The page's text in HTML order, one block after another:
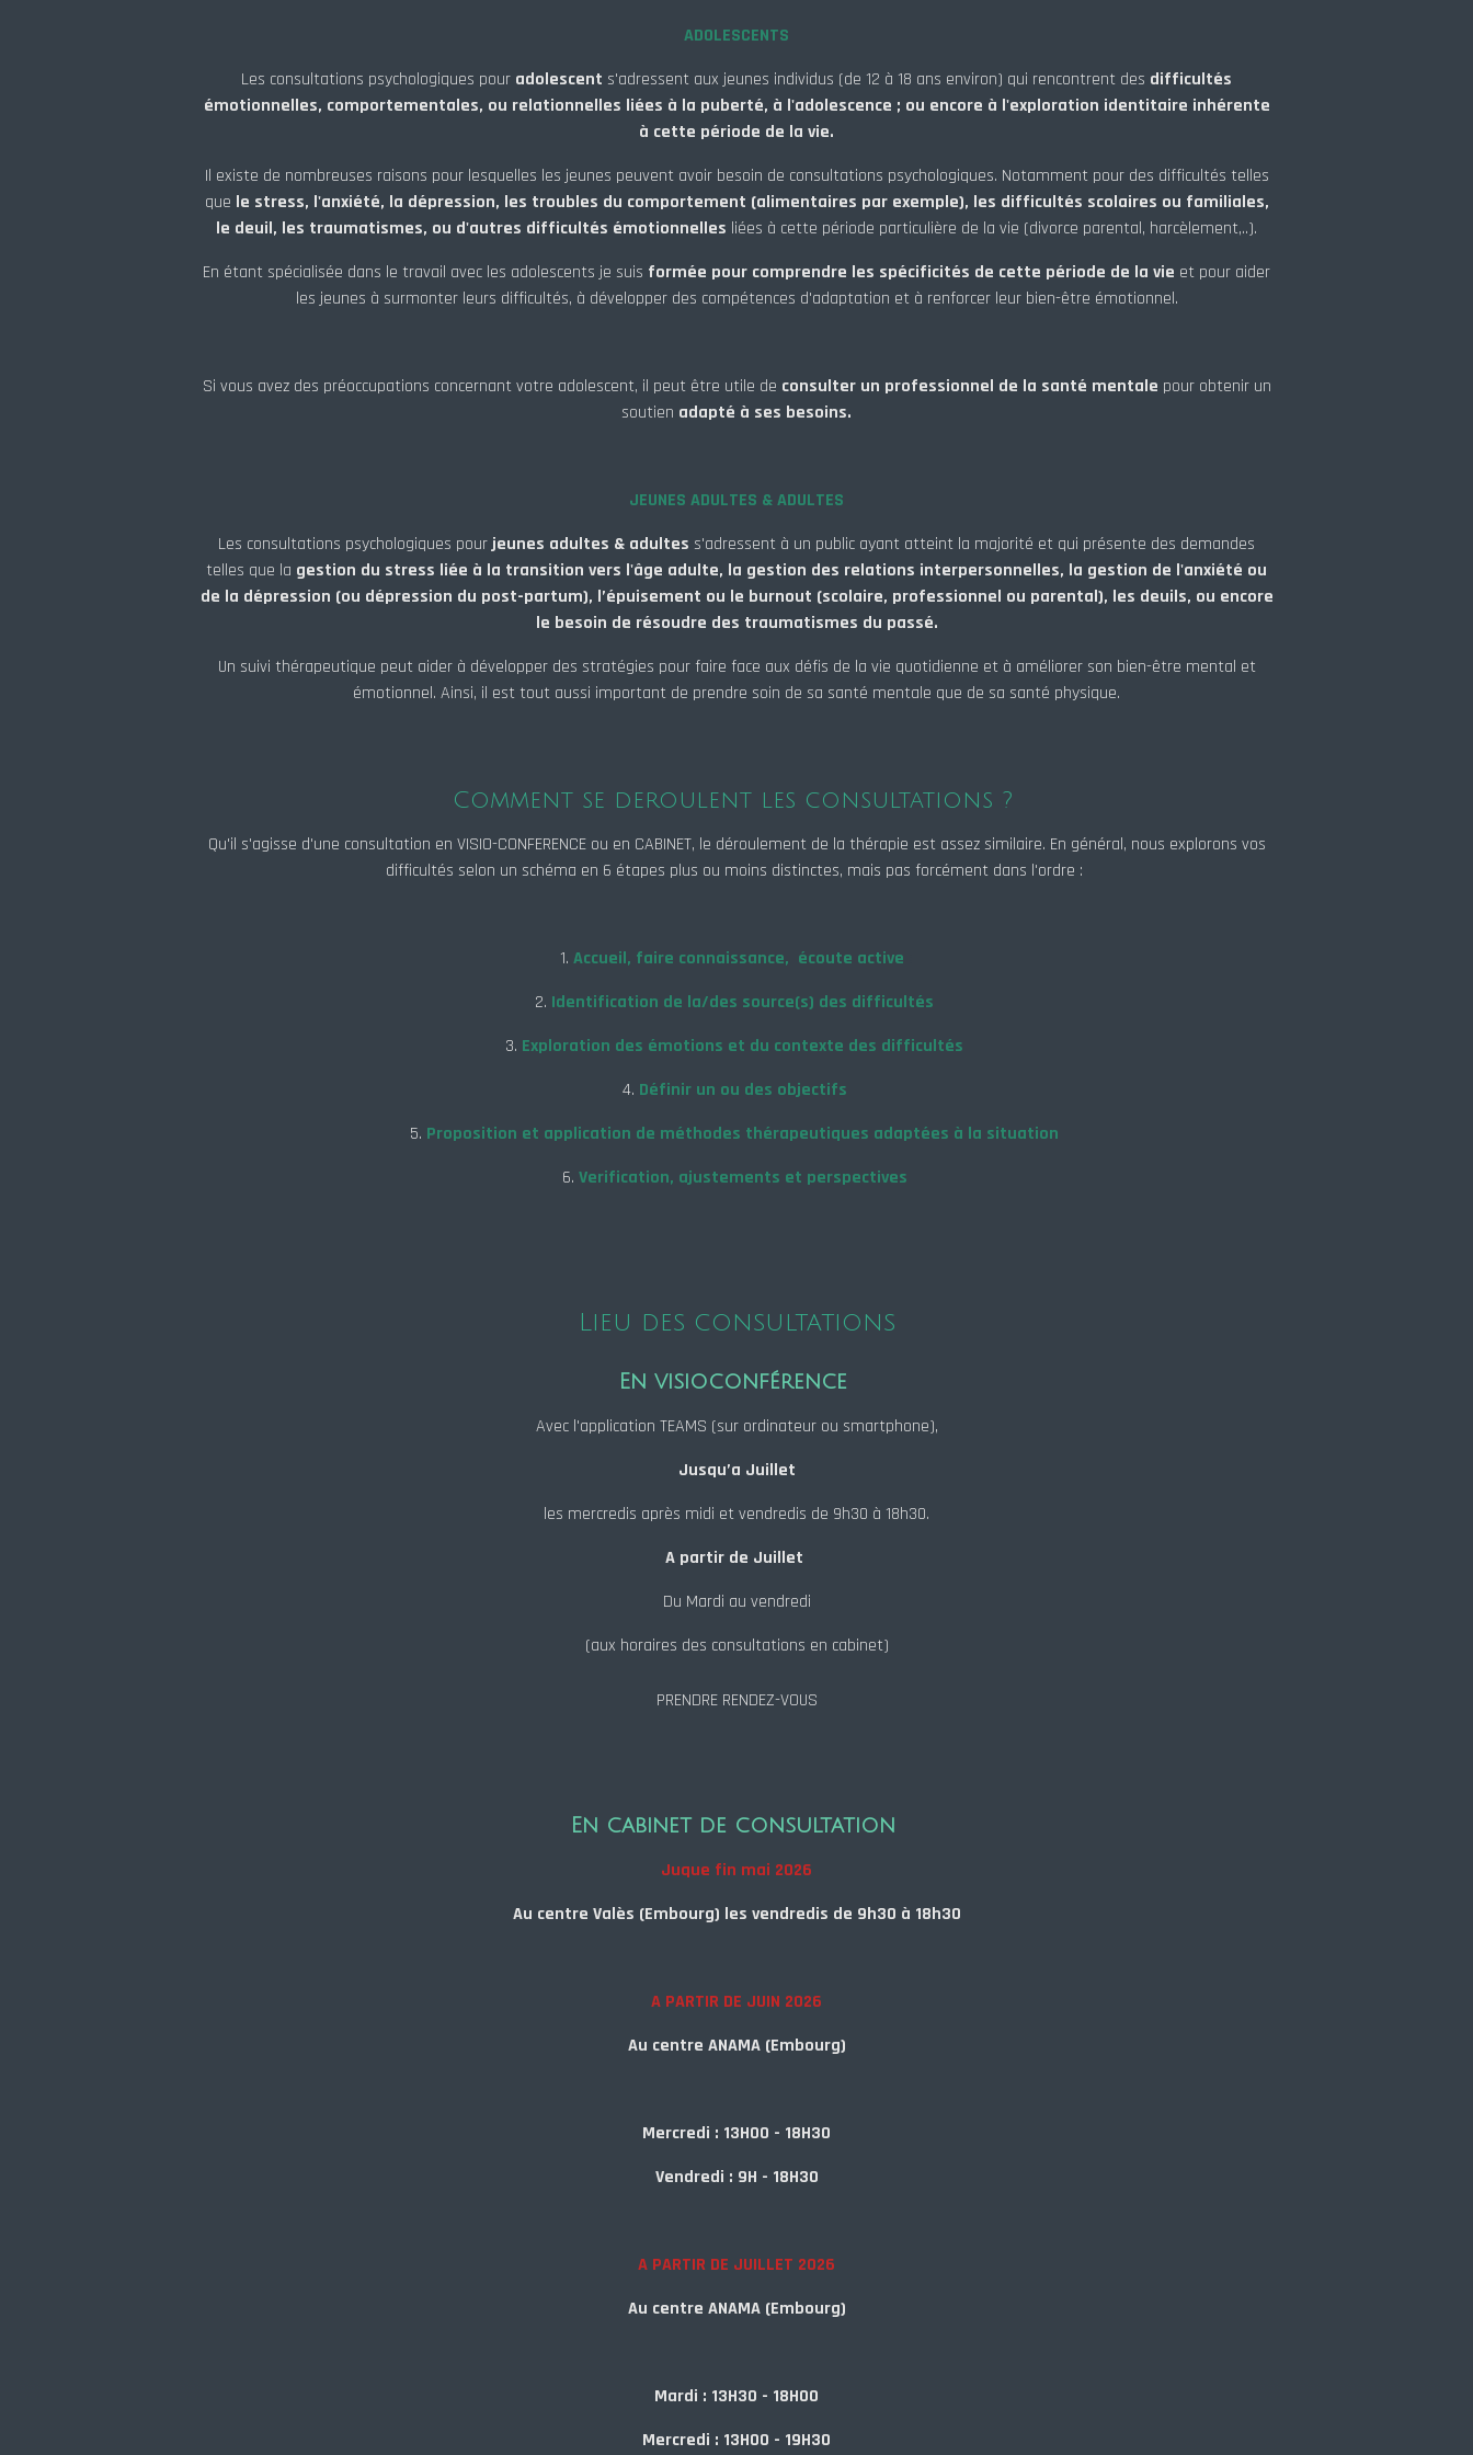
ADOLESCENTS
Les consultations psychologiques pour adolescent s'adressent aux jeunes individus (de 12 à 18 ans environ) qui rencontrent des difficultés
émotionnelles, comportementales, ou relationnelles liées à la puberté, à l'adolescence ; ou encore à l'exploration identitaire inhérente
à cette période de la vie.
Il existe de nombreuses raisons pour lesquelles les jeunes peuvent avoir besoin de consultations psychologiques. Notamment pour des difficultés telles
que le stress, l'anxiété, la dépression, les troubles du comportement (alimentaires par exemple), les difficultés scolaires ou familiales,
le deuil, les traumatismes, ou d'autres difficultés émotionnelles liées à cette période particulière de la vie (divorce parental, harcèlement,..).
En étant spécialisée dans le travail avec les adolescents je suis formée pour comprendre les spécificités de cette période de la vie et pour aider
les jeunes à surmonter leurs difficultés, à développer des compétences d'adaptation et à renforcer leur bien-être émotionnel.
Si vous avez des préoccupations concernant votre adolescent, il peut être utile de consulter un professionnel de la santé mentale pour obtenir un
soutien adapté à ses besoins.
JEUNES ADULTES & ADULTES
Les consultations psychologiques pourjeunes adultes & adultes s'adressent à un public ayant atteint la majorité et qui présente des demandes
telles que la gestion du stress liée à la transition vers l'âge adulte, la gestion des relations interpersonnelles, la gestion de l'anxiété ou
de la dépression (ou dépression du post-partum), l’épuisement ou le burnout (scolaire, professionnel ou parental), les deuils, ou encore
le besoin de résoudre des traumatismes du passé.
Un suivi thérapeutique peut aider à développer des stratégies pour faire face aux défis de la vie quotidienne et à améliorer son bien-être mental et
émotionnel. Ainsi, il est tout aussi important de prendre soin de sa santé mentale que de sa santé physique.
Comment se deroulent les consultations ?
Qu'il s'agisse d'une consultation en VISIO-CONFERENCE ou en CABINET, le déroulement de la thérapie est assez similaire. En général, nous explorons vos
difficultés selon un schéma en 6 étapes plus ou moins distinctes, mais pas forcément dans l'ordre :
1. Accueil, faire connaissance, écoute active
2. Identification de la/des source(s) des difficultés
3. Exploration des émotions et du contexte des difficultés
4. Définir un ou des objectifs
5. Proposition et application de méthodes thérapeutiques adaptées à la situation
6. Verification, ajustements et perspectives
Lieu des consultations
En visioconférence
Avec l'application TEAMS (sur ordinateur ou smartphone),
Jusqu’a Juillet
les mercredis après midi et vendredis de 9h30 à 18h30.
A partir de Juillet
Du Mardi au vendredi
(aux horaires des consultations en cabinet)
PRENDRE RENDEZ-VOUS
En cabinet de consultation
Juque fin mai 2026
Au centre Valès (Embourg) les vendredis de 9h30 à 18h30
A PARTIR DE JUIN 2026
Au centre ANAMA (Embourg)
Mercredi : 13H00 - 18H30
Vendredi : 9H - 18H30
A PARTIR DE JUILLET 2026
Au centre ANAMA (Embourg)
Mardi : 13H30 - 18H00
Mercredi : 13H00 - 19H30